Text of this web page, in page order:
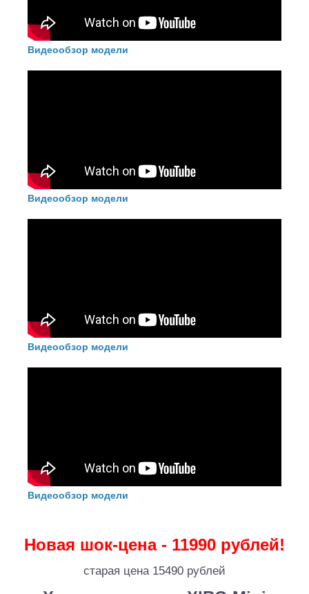
Видеообзор модели
Видеообзор модели
Видеообзор модели
Видеообзор модели
Новая шок-цена - 11990 рублей!
старая цена 15490 рублей